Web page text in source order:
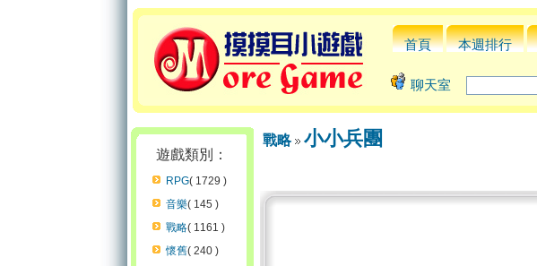
首頁 本週排行
聊天室
遊戲類別：
RPG( 1729 )
音樂( 145 )
戰略( 1161 )
懷舊( 240 )
戰略 小小兵團